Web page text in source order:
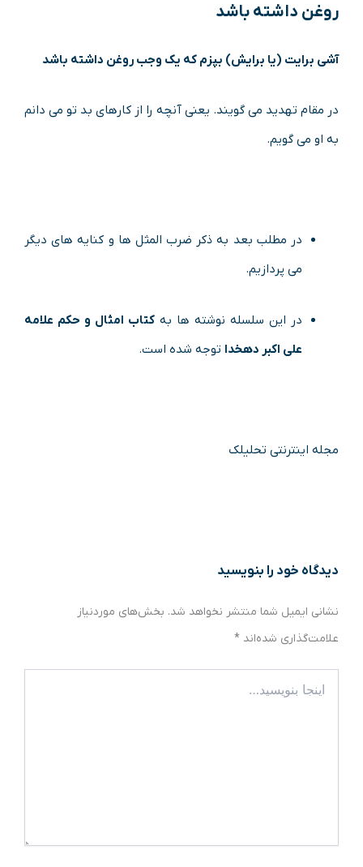
روغن داشته باشد
آشی برایت (یا برایش) بپزم که یک وجب روغن داشته باشد
در مقام تهدید می گویند. یعنی آنچه را از کارهای بد تو می دانم
به او می گویم.
در مطلب بعد به ذکر ضرب المثل ها و کنایه های دیگر
می پردازیم.
در این سلسله نوشته ها به کتاب امثال و حکم علامه
علی اکبر دهخدا توجه شده است.
مجله اینترنتی تحلیلک
دیدگاه‌ خود را بنویسید
نشانی ایمیل شما منتشر نخواهد شد. بخش‌های موردنیاز
علامت‌گذاری شده‌اند *
بنویسید…